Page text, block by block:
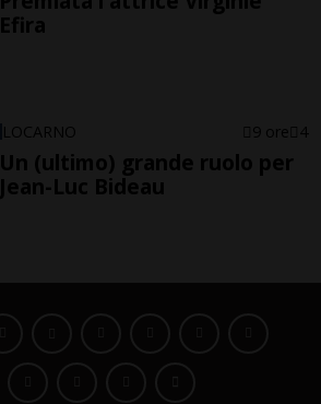
Efira
LOCARNO 9 ore 4
Un (ultimo) grande ruolo per
Jean-Luc Bideau